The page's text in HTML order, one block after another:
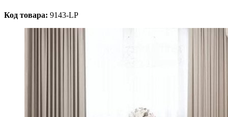
Код товара: 9143-LP